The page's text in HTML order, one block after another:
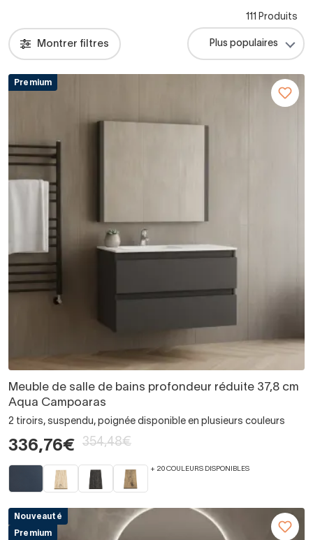
Montrer filtres
111 Produits
Premium
Meuble de salle de bains profondeur réduite 37,8 cm
Aqua Campoaras
2 tiroirs, suspendu, poignée disponible en plusieurs couleurs
336,76€ 354,48€
+ 20 COULEURS DISPONIBLES
Nouveauté
Premium